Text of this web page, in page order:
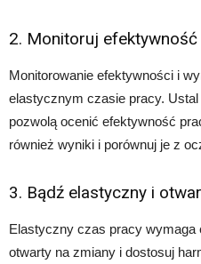
2. Monitoruj efektywność
Monitorowanie efektywności i
elastycznym czasie pracy.
pozwolą ocenić efektywność
również wyniki i porównuj je z
3. Bądź elastyczny i
Elastyczny czas pracy wymaga
otwarty na zmiany i dostosuj